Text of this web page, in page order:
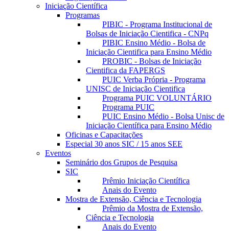
Iniciação Científica
Programas
PIBIC - Programa Institucional de
Bolsas de Iniciação Cientifica - CNPq
PIBIC Ensino Médio - Bolsa de
Iniciação Cientifica para Ensino Médio
PROBIC - Bolsas de Iniciação
Cientifica da FAPERGS
PUIC Verba Própria - Programa
UNISC de Iniciação Cientifica
Programa PUIC VOLUNTÁRIO
Programa PUIC
PUIC Ensino Médio - Bolsa Unisc de
Iniciação Científica para Ensino Médio
Oficinas e Capacitações
Especial 30 anos SIC / 15 anos SEE
Eventos
Seminário dos Grupos de Pesquisa
SIC
Prêmio Iniciação Científica
Anais do Evento
Mostra de Extensão, Ciência e Tecnologia
Prêmio da Mostra de Extensão,
Ciência e Tecnologia
Anais do Evento